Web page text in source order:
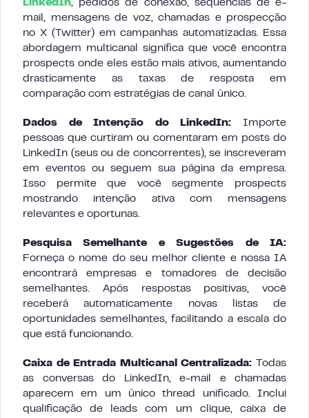
LinkedIn, pedidos de conexão, sequências de e-
mail, mensagens de voz, chamadas e prospecção
no X (Twitter) em campanhas automatizadas. Essa
abordagem multicanal significa que você encontra
prospects onde eles estão mais ativos, aumentando
drasticamente as taxas de resposta em
comparação com estratégias de canal único.
Dados de Intenção do LinkedIn: Importe
pessoas que curtiram ou comentaram em posts do
LinkedIn (seus ou de concorrentes), se inscreveram
em eventos ou seguem sua página da empresa.
Isso permite que você segmente prospects
mostrando intenção ativa com mensagens
relevantes e oportunas.
Pesquisa Semelhante e Sugestões de IA:
Forneça o nome do seu melhor cliente e nossa IA
encontrará empresas e tomadores de decisão
semelhantes. Após respostas positivas, você
receberá automaticamente novas listas de
oportunidades semelhantes, facilitando a escala do
que está funcionando.
Caixa de Entrada Multicanal Centralizada: Todas
as conversas do LinkedIn, e-mail e chamadas
aparecem em um único thread unificado. Inclui
qualificação de leads com um clique, caixa de